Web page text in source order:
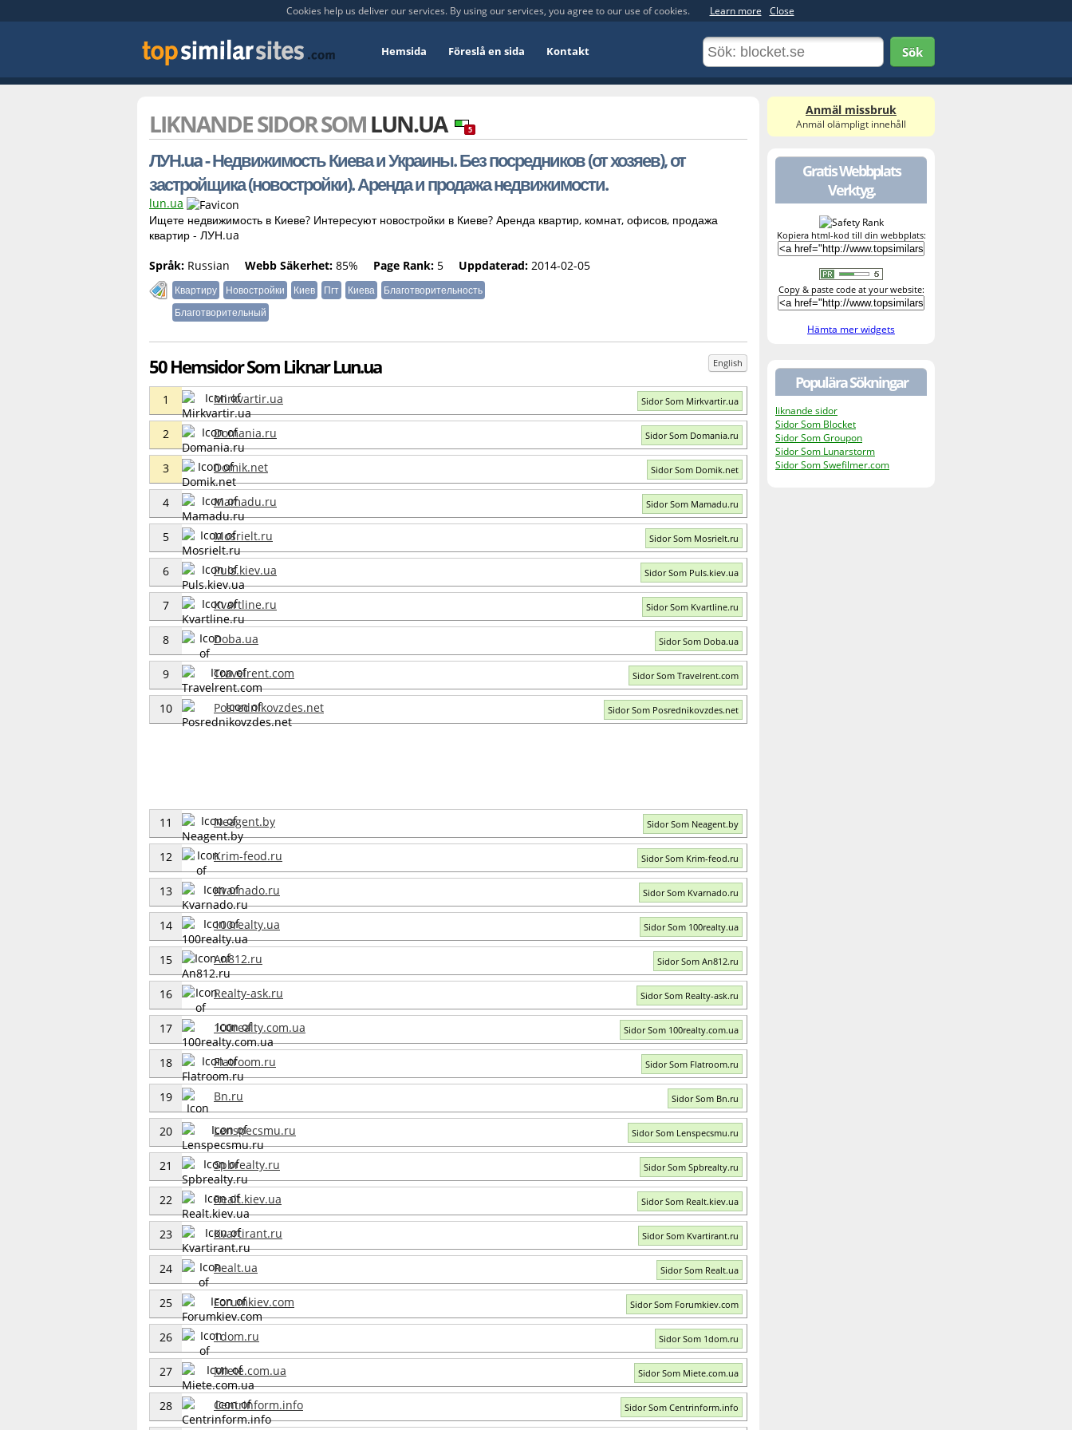
Cookies help us deliver our services. By using our services, you agree to our use of cookies. Learn more Close
Hemsida Föreslå en sida Kontakt Sök
LIKNANDE SIDOR SOMLUN.UA 5
ЛУН.ua - Недвижимость Киева и Украины. Без посредников (от хозяев), от
застройщика (новостройки). Аренда и продажа недвижимости.
lun.ua
Ищете недвижимость в Киеве? Интересуют новостройки в Киеве? Аренда квартир, комнат, офисов, продажа
квартир - ЛУН.ua
Språk: Russian Webb Säkerhet: 85% Page Rank: 5 Uppdaterad: 2014-02-05
Квартиру Новостройки Киев Пгт Киева
Благотворительность
Благотворительный
50 Hemsidor Som Liknar Lun.ua English
1 Mirkvartir.ua Sidor Som Mirkvartir.ua
2 Domania.ru Sidor Som Domania.ru
3 Domik.net Sidor Som Domik.net
4 Mamadu.ru Sidor Som Mamadu.ru
5 Mosrielt.ru Sidor Som Mosrielt.ru
6 Puls.kiev.ua Sidor Som Puls.kiev.ua
7 Kvartline.ru Sidor Som Kvartline.ru
8 Doba.ua Sidor Som Doba.ua
9 Travelrent.com Sidor Som Travelrent.com
10 Posrednikovzdes.net Sidor Som Posrednikovzdes.net
11 Neagent.by Sidor Som Neagent.by
12 Krim-feod.ru Sidor Som Krim-feod.ru
13 Kvarnado.ru Sidor Som Kvarnado.ru
14 100realty.ua Sidor Som 100realty.ua
15 An812.ru Sidor Som An812.ru
16 Realty-ask.ru Sidor Som Realty-ask.ru
17 100realty.com.ua Sidor Som 100realty.com.ua
18 Flatroom.ru Sidor Som Flatroom.ru
19 Bn.ru Sidor Som Bn.ru
20 Lenspecsmu.ru Sidor Som Lenspecsmu.ru
21 Spbrealty.ru Sidor Som Spbrealty.ru
22 Realt.kiev.ua Sidor Som Realt.kiev.ua
23 Kvartirant.ru Sidor Som Kvartirant.ru
24 Realt.ua Sidor Som Realt.ua
25 Forumkiev.com Sidor Som Forumkiev.com
26 1dom.ru Sidor Som 1dom.ru
27 Miete.com.ua Sidor Som Miete.com.ua
28 Centrinform.info Sidor Som Centrinform.info
Anmäl missbruk
Anmäl olämpligt innehåll
Gratis Webbplats
Verktyg.
Kopiera html-kod till din webbplats:
Copy & paste code at your website:
Hämta mer widgets
Populära Sökningar
liknande sidor
Sidor Som Blocket
Sidor Som Groupon
Sidor Som Lunarstorm
Sidor Som Swefilmer.com